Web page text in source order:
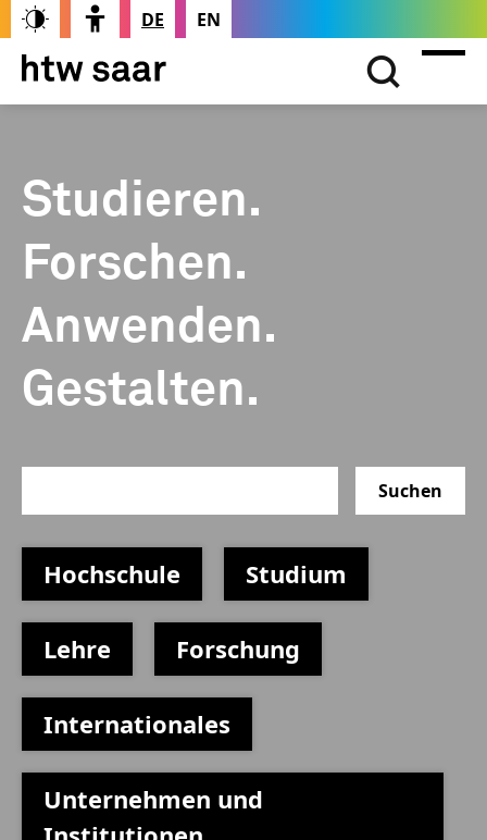
DE EN
Studieren.
Forschen.
Anwenden.
Gestalten.
Suchen
Hochschule Studium
Lehre Forschung
Internationales
Unternehmen und